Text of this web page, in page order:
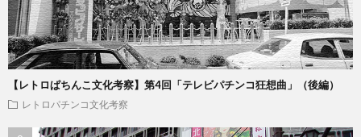
【レトロぱちんこ文化考察】第4回「テレビパチンコ狂想曲」（後編）
レトロパチンコ文化考察